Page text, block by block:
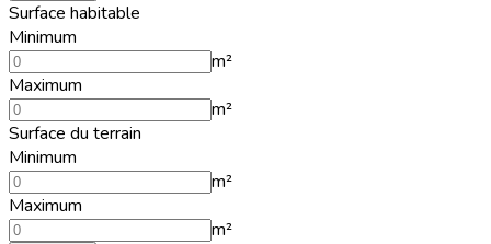
Surface habitable
Minimum
m²
Maximum
m²
Surface du terrain
Minimum
m²
Maximum
m²